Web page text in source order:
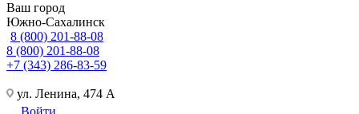
Ваш город
Южно-Сахалинск
8 (800) 201-88-08
8 (800) 201-88-08
+7 (343) 286-83-59
ул. Ленина, 474 А
Войти